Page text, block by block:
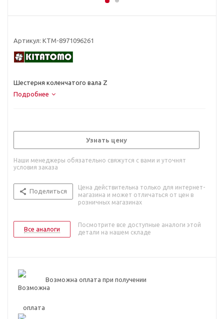
Артикул: KTM-8971096261
Шестерня коленчатого вала Z
Подробнее
Узнать цену
Наши менеджеры обязательно свяжутся с вами и уточнят
условия заказа
Поделиться
Цена действительна только для интернет-
магазина и может отличаться от цен в
розничных магазинах
Все аналоги
Посмотрите все доступные аналоги этой
детали на нашем складе
Возможна оплата при получении